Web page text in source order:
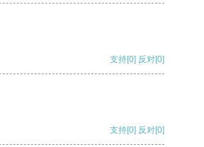
支持[0] 反对[0]
支持[0] 反对[0]